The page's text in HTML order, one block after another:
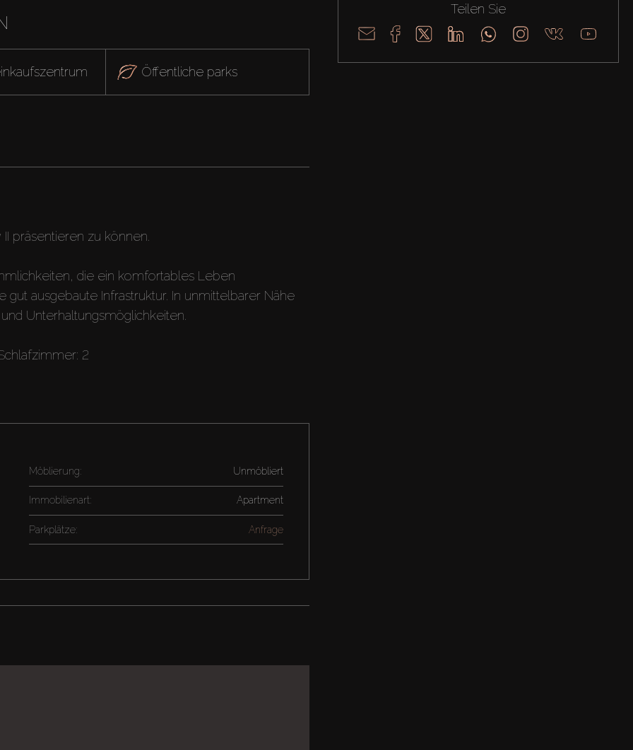
Öffentliche parks
präsentieren zu können.
die ein komfortables Leben
ausgebaute Infrastruktur. In unmittelbarer Nähe
Unterhaltungsmöglichkeiten.
2
Möblierung: Unmöbliert
Immobilienart: Apartment
Parkplätze: Anfrage
Teilen Sie